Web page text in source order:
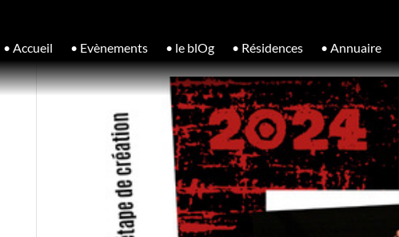
• Accueil • Evènements • le blOg • Résidences • Annuaire